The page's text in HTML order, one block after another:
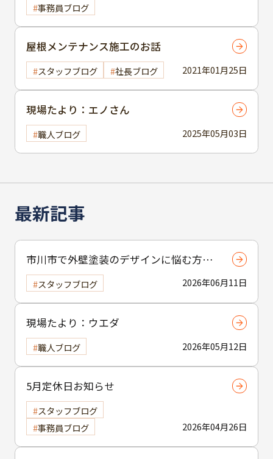
最新記事
市川市で外壁塗装のデザインに悩む方へ
｜ 色選びの失敗を防ぐポイント
2026年06月11日
スタッフブログ
現場たより：ウエダ
2026年05月12日
職人ブログ
5月定休日お知らせ
2026年04月26日
スタッフブログ
事務員ブログ
事務員ブログ
2021年01月25日
屋根メンテナンス施工のお話
スタッフブログ 社長ブログ
2025年05月03日
現場たより：エノさん
職人ブログ